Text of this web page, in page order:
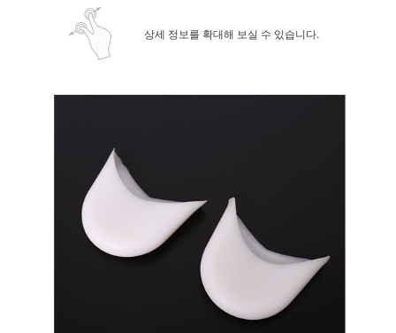
상세 정보를 확대해 보실 수 있습니다.